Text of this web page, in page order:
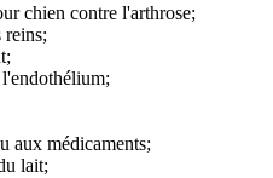
chien contre l'arthrose;
reins;
aux médicaments;
lait;